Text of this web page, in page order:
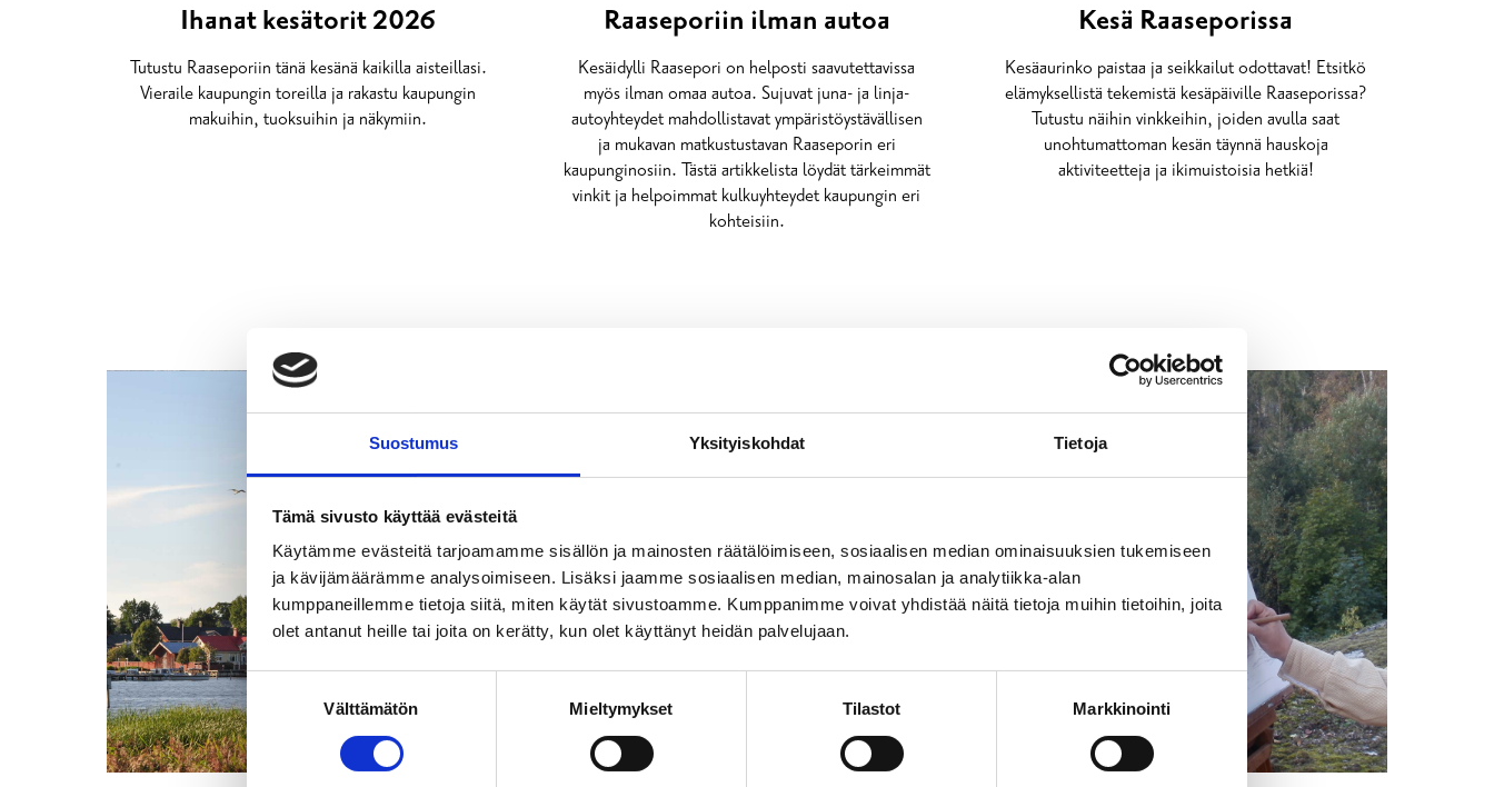
Suostumus Yksityiskohdat Tietoja
Tämä sivusto käyttää evästeitä
Käytämme evästeitä tarjoamamme sisällön ja mainosten räätälöimiseen, sosiaalisen median ominaisuuksien tukemiseen
ja kävijämäärämme analysoimiseen. Lisäksi jaamme sosiaalisen median, mainosalan ja analytiikka-alan
kumppaneillemme tietoja siitä, miten käytät sivustoamme. Kumppanimme voivat yhdistää näitä tietoja muihin tietoihin, joita
olet antanut heille tai joita on kerätty, kun olet käyttänyt heidän palvelujaan.
Suostumuksen
valinta
Välttämätön Mieltymykset Tilastot Markkinointi
Ihanat kesätorit 2026
Tutustu Raaseporiin tänä kesänä kaikilla aisteillasi.
Vieraile kaupungin toreilla ja rakastu kaupungin
makuihin, tuoksuihin ja näkymiin.
Raaseporiin ilman autoa
Kesäidylli Raasepori on helposti saavutettavissa
myös ilman omaa autoa. Sujuvat juna- ja linja-
autoyhteydet mahdollistavat ympäristöystävällisen
ja mukavan matkustustavan Raaseporin eri
kaupunginosiin. Tästä artikkelista löydät tärkeimmät
vinkit ja helpoimmat kulkuyhteydet kaupungin eri
kohteisiin.
Kesä Raaseporissa
Kesäaurinko paistaa ja seikkailut odottavat! Etsitkö
elämyksellistä tekemistä kesäpäiville Raaseporissa?
Tutustu näihin vinkkeihin, joiden avulla saat
unohtumattoman kesän täynnä hauskoja
aktiviteetteja ja ikimuistoisia hetkiä!